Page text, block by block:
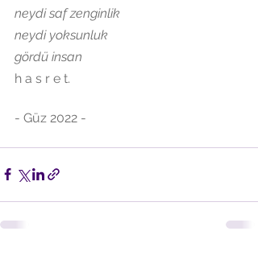
neydi saf zenginlik
neydi yoksunluk
gördü insan
h a s r e t.
- Güz 2022 -